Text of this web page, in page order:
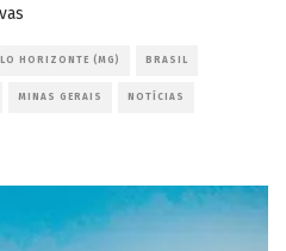
HORIZONTE (MG) BRASIL
MINAS GERAIS NOTÍCIAS